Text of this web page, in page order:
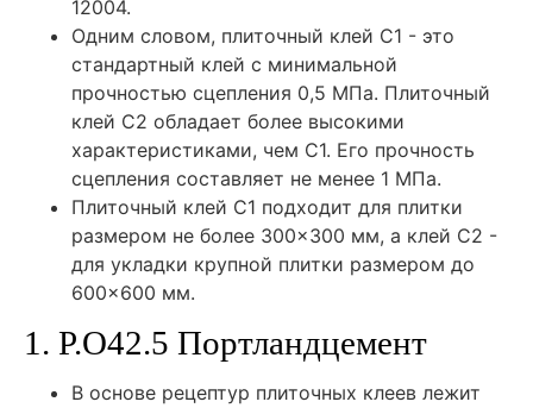
12004.
Одним словом, плиточный клей C1 - это
стандартный клей с минимальной
прочностью сцепления 0,5 МПа. Плиточный
клей C2 обладает более высокими
характеристиками, чем C1. Его прочность
сцепления составляет не менее 1 МПа.
Плиточный клей C1 подходит для плитки
размером не более 300×300 мм, а клей C2 -
для укладки крупной плитки размером до
600×600 мм.
1. P.O42.5 Портландцемент
В основе рецептур плиточных клеев лежит